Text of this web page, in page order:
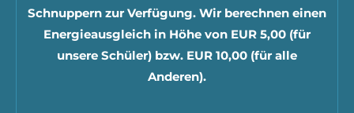
Schnuppern zur Verfügung. Wir berechnen einen
Energieausgleich in Höhe von EUR 5,00 (für
unsere Schüler) bzw. EUR 10,00 (für alle
Anderen).